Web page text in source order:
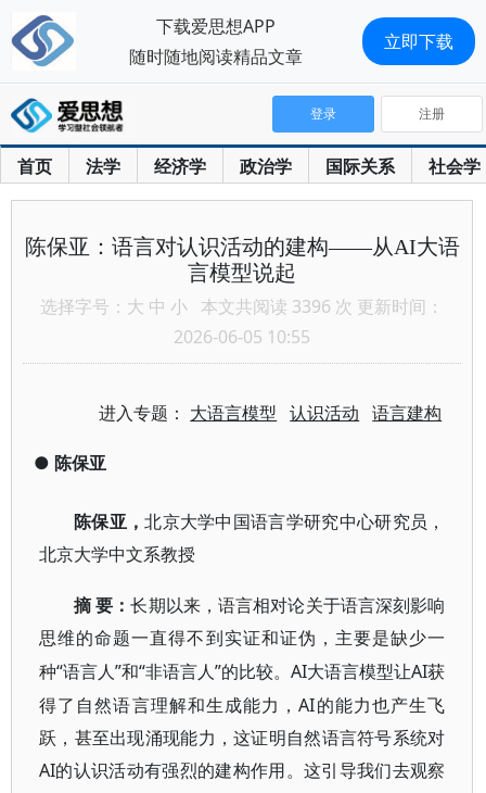
首页 法学 经济学 政治学 国际关系 社会学
登录 注册
陈保亚：语言对认识活动的建构——从AI大语
言模型说起
选择字号： 大 中 小 本文共阅读 3396 次 更新时间：
2026-06-05 10:55
进入专题： 大语言模型 认识活动 语言建构
● 陈保亚
陈保亚 ，北京大学中国语言学研究中心研究员，
北京大学中文系教授
摘 要：长期以来，语言相对论关于语言深刻影响
思维的命题一直得不到实证和证伪，主要是缺少一
种“语言人”和“非语言人”的比较。AI大语言模型让AI获
得了自然语言理解和生成能力，AI的能力也产生飞
跃，甚至出现涌现能力，这证明自然语言符号系统对
AI的认识活动有强烈的建构作用。这引导我们去观察
下载爱思想APP
随时随地阅读精品文章
立即下载